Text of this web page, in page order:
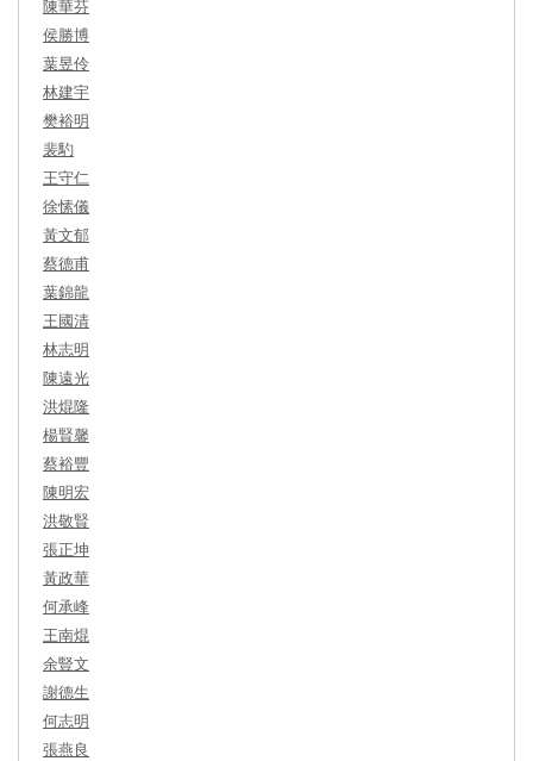
陳華芬
侯勝博
葉昱伶
林建宇
樊裕明
裴馰
王守仁
徐愫儀
黃文郁
蔡德甫
葉錦龍
王國清
林志明
陳遠光
洪焜隆
楊賢馨
蔡裕豐
陳明宏
洪敬賢
張正坤
黃政華
何承峰
王南焜
余豎文
謝德生
何志明
張燕良